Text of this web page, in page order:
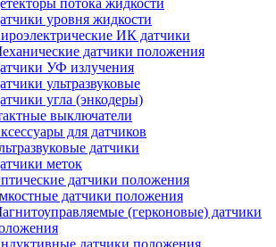
уровня жидкости
ИК датчики
датчики положения
УФ излучения
ультразвуковые
угла (энкодеры)
выключатели
для датчиков
датчики
меток
датчики положения
датчики положения
(герконовые) датчики
датчики положения